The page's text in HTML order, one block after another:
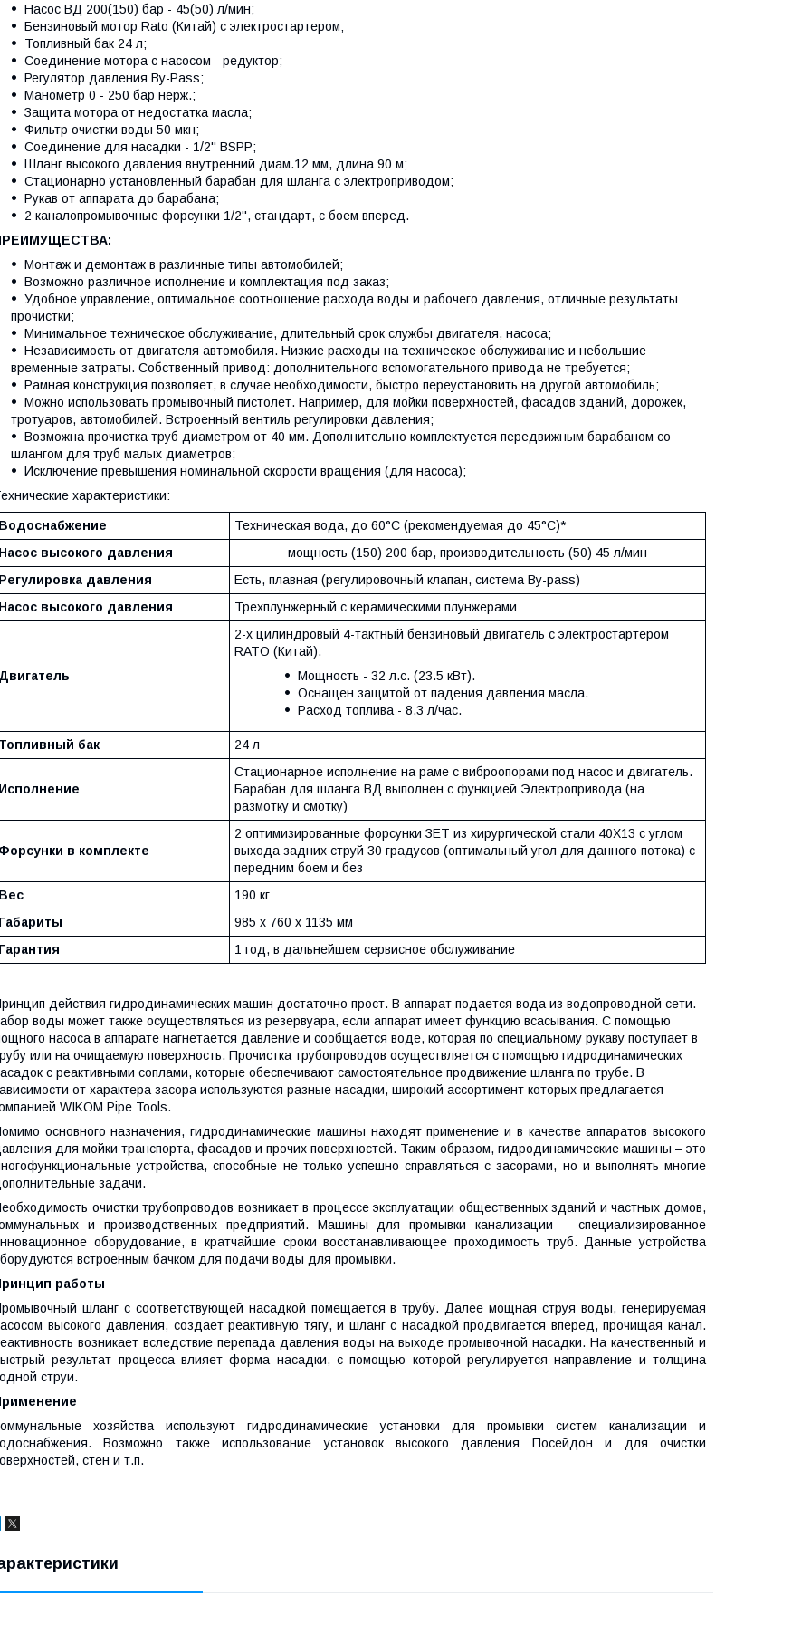
Насос ВД 200(150) бар - 45(50) л/мин;
Бензиновый мотор Rato (Китай) с электростартером;
Топливный бак 24 л;
Соединение мотора с насосом - редуктор;
Регулятор давления By-Pass;
Манометр 0 - 250 бар нерж.;
Защита мотора от недостатка масла;
Фильтр очистки воды 50 мкн;
Соединение для насадки - 1/2'' BSPP;
Шланг высокого давления внутренний диам.12 мм, длина 90 м;
Стационарно установленный барабан для шланга c электроприводом;
Рукав от аппарата до барабана;
2 каналопромывочные форсунки 1/2'', стандарт, с боем вперед.
Монтаж и демонтаж в различные типы автомобилей;
Возможно различное исполнение и комплектация под заказ;
Удобное управление, оптимальное соотношение расхода воды и рабочего давления, отличные результаты
прочистки;
Минимальное техническое обслуживание, длительный срок службы двигателя, насоса;
Независимость от двигателя автомобиля. Низкие расходы на техническое обслуживание и небольшие
временные затраты. Собственный привод: дополнительного вспомогательного привода не требуется;
Рамная конструкция позволяет, в случае необходимости, быстро переустановить на другой автомобиль;
Можно использовать промывочный пистолет. Например, для мойки поверхностей, фасадов зданий, дорожек,
тротуаров, автомобилей. Встроенный вентиль регулировки давления;
Возможна прочистка труб диаметром от 40 мм. Дополнительно комплектуется передвижным барабаном со
шлангом для труб малых диаметров;
Исключение превышения номинальной скорости вращения (для насоса);
характеристики:
Техническая вода, до 60°С (рекомендуемая до 45°С)*
высокого давления
мощность (150) 200 бар, производительность (50) 45 л/мин
давления
Есть, плавная (регулировочный клапан, система By-pass)
высокого давления
Трехплунжерный с керамическими плунжерами
2-х цилиндровый 4-тактный бензиновый двигатель с электростартером
RATO (Китай).
Мощность - 32 л.с. (23.5 кВт).
Оснащен защитой от падения давления масла.
Расход топлива - 8,3 л/час.
бак 24 л
Стационарное исполнение на раме с виброопорами под насос и двигатель.
Барабан для шланга ВД выполнен с функцией Электропривода (на
размотку и смотку)
в комплекте
2 оптимизированные форсунки ЗЕТ из хирургической стали 40X13 с углом
выхода задних струй 30 градусов (оптимальный угол для данного потока) с
передним боем и без
190 кг
985 х 760 х 1135 мм
1 год, в дальнейшем сервисное обслуживание
ринцип действия гидродинамических машин достаточно прост. В аппарат подается вода из водопроводной сети.
воды может также осуществляться из резервуара, если аппарат имеет функцию всасывания. С помощью
насоса в аппарате нагнетается давление и сообщается воде, которая по специальному рукаву поступает в
или на очищаемую поверхность. Прочистка трубопроводов осуществляется с помощью гидродинамических
с реактивными соплами, которые обеспечивают самостоятельное продвижение шланга по трубе. В
от характера засора используются разные насадки, широкий ассортимент которых предлагается
WIKOM Pipe Tools.
основного назначения, гидродинамические машины находят применение и в качестве аппаратов высокого
для мойки транспорта, фасадов и прочих поверхностей. Таким образом, гидродинамические машины – это
устройства, способные не только успешно справляться с засорами, но и выполнять многие
задачи.
очистки трубопроводов возникает в процессе эксплуатации общественных зданий и частных домов,
и производственных предприятий. Машины для промывки канализации – специализированное
оборудование, в кратчайшие сроки восстанавливающее проходимость труб. Данные устройства
встроенным бачком для подачи воды для промывки.
работы
шланг с соответствующей насадкой помещается в трубу. Далее мощная струя воды, генерируемая
высокого давления, создает реактивную тягу, и шланг с насадкой продвигается вперед, прочищая канал.
возникает вследствие перепада давления воды на выходе промывочной насадки. На качественный и
результат процесса влияет форма насадки, с помощью которой регулируется направление и толщина
струи.
хозяйства используют гидродинамические установки для промывки систем канализации и
Возможно также использование установок высокого давления Посейдон и для очистки
стен и т.п.